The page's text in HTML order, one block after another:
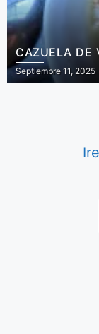
CAZUELA DE
Septiembre 11, 2025